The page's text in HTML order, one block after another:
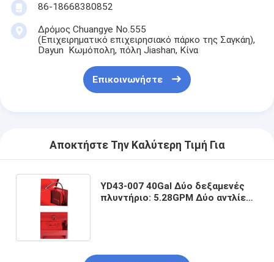
86-18668380852
Δρόμος Chuangye No.555
(Επιχειρηματικό επιχειρησιακό πάρκο της Σαγκάη),
Dayun Κωμόπολη, πόλη Jiashan, Κίνα
Επικοινωνήστε
Αποκτήστε Την Καλύτερη Τιμή Για
YD43-007 40Gal Δύο δεξαμενές
πλυντήριο: 5.28GPM Δύο αντλίες,